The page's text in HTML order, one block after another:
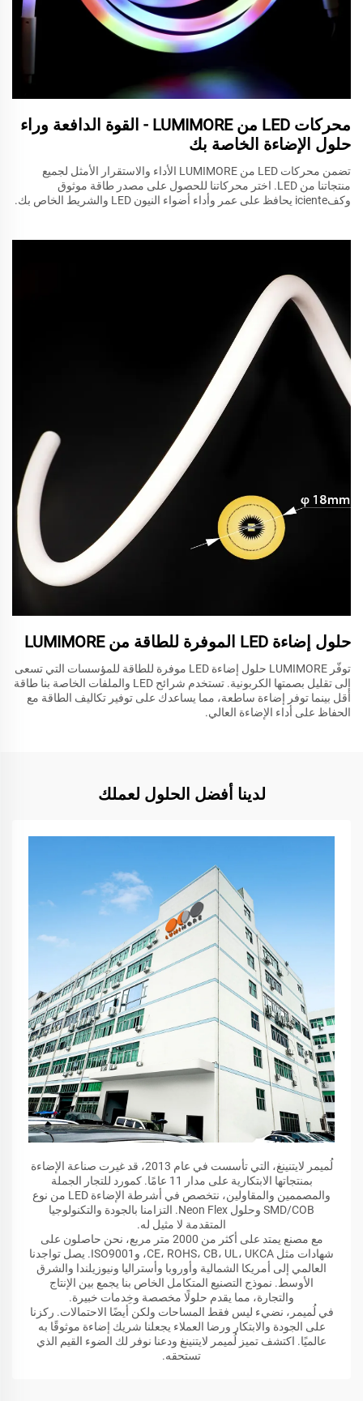
محركات LED من LUMIMORE - القوة الدافعة وراء
حلول الإضاءة الخاصة بك
تضمن محركات LED من LUMIMORE الأداء والاستقرار الأمثل لجميع
منتجاتنا من LED. اختر محركاتنا للحصول على مصدر طاقة موثوق
وكفiciente يحافظ على عمر وأداء أضواء النيون LED والشريط الخاص بك.
حلول إضاءة LED الموفرة للطاقة من LUMIMORE
توفّر LUMIMORE حلول إضاءة LED موفرة للطاقة للمؤسسات التي تسعى
إلى تقليل بصمتها الكربونية. تستخدم شرائح LED والملفات الخاصة بنا طاقة
أقل بينما توفر إضاءة ساطعة، مما يساعدك على توفير تكاليف الطاقة مع
الحفاظ على أداء الإضاءة العالي.
لدينا أفضل الحلول لعملك
لُميمر لايتنينغ، التي تأسست في عام 2013، قد غيرت صناعة الإضاءة
بمنتجاتها الابتكارية على مدار 11 عامًا. كمورد للتجار الجملة
والمصممين والمقاولين، نتخصص في أشرطة الإضاءة LED من نوع
SMD/COB وحلول Neon Flex. التزامنا بالجودة والتكنولوجيا
المتقدمة لا مثيل له.
مع مصنع يمتد على أكثر من 2000 متر مربع، نحن حاصلون على
شهادات مثل CE، ROHS، CB، UL، UKCA، وISO9001. يصل تواجدنا
العالمي إلى أمريكا الشمالية وأوروبا وأستراليا ونيوزيلندا والشرق
الأوسط. نموذج التصنيع المتكامل الخاص بنا يجمع بين الإنتاج
والتجارة، مما يقدم حلولًا مخصصة وخِدمات خبيرة.
في لُميمر، نضيء ليس فقط المساحات ولكن أيضًا الاحتمالات. ركزنا
على الجودة والابتكار ورضا العملاء يجعلنا شريك إضاءة موثوقًا به
عالميًا. اكتشف تميز لُميمر لايتنينغ ودعنا نوفر لك الضوء القيم الذي
تستحقه.